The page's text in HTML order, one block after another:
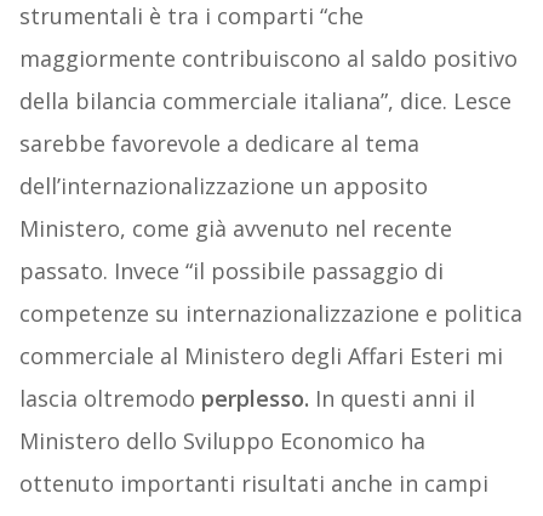
strumentali è tra i comparti “che
maggiormente contribuiscono al saldo positivo
della bilancia commerciale italiana”, dice. Lesce
sarebbe favorevole a dedicare al tema
dell’internazionalizzazione un apposito
Ministero, come già avvenuto nel recente
passato. Invece “il possibile passaggio di
competenze su internazionalizzazione e politica
commerciale al Ministero degli Affari Esteri mi
lascia oltremodo perplesso. In questi anni il
Ministero dello Sviluppo Economico ha
ottenuto importanti risultati anche in campi